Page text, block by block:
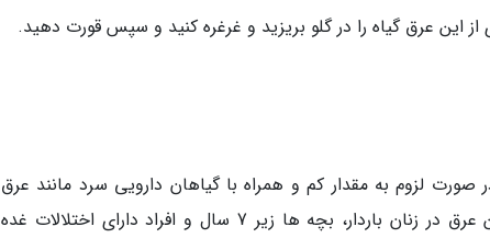
این عرق گیاه را در گلو بریزید و غرغره کنید و سپس قورت دهید.
صورت لزوم به مقدار کم و همراه با گیاهان دارویی سرد مانند عرق
شاتره و کاسنی مصرف نمایند. همچنین استفاده از این عرق در زنان باردار، بچه ها زیر 7 سال و افراد دارای اختلالات غده